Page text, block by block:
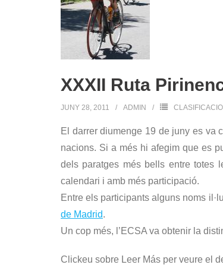
XXXII Ruta
JUNY 28, 2011 ADMIN
El darrer diumenge 19 de juny es va
nacions. Si a més hi afegim que es
dels paratges més bells entre totes
calendari i amb més participació.
Entre els participants alguns noms
de Madrid.
Un cop més, l’ECSA va obtenir la
Clickeu sobre Leer Más per veure el